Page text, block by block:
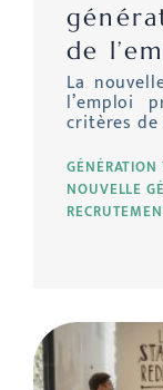
GÉNÉRATION
NOUVELLE
de
La
l’emploi
critères